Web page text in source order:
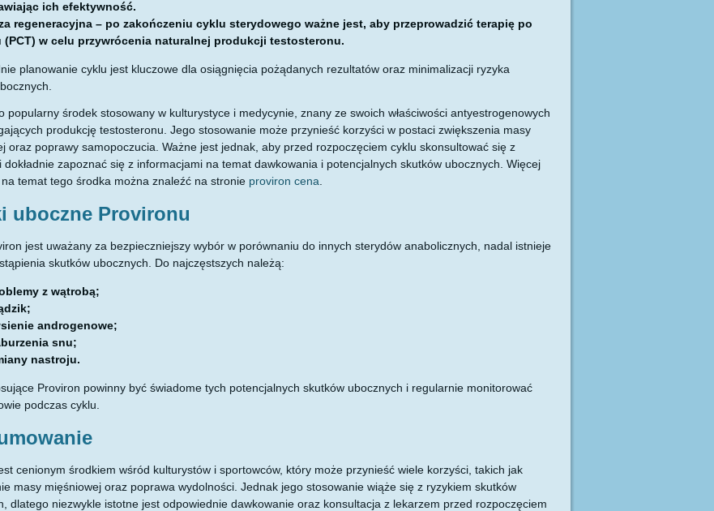
ich efektywność.
regeneracyjna – po zakończeniu cyklu sterydowego ważne jest, aby przeprowadzić terapię po
(PCT) w celu przywrócenia naturalnej produkcji testosteronu.
planowanie cyklu jest kluczowe dla osiągnięcia pożądanych rezultatów oraz minimalizacji ryzyka
popularny środek stosowany w kulturystyce i medycynie, znany ze swoich właściwości antyestrogenowych
produkcję testosteronu. Jego stosowanie może przynieść korzyści w postaci zwiększenia masy
oraz poprawy samopoczucia. Ważne jest jednak, aby przed rozpoczęciem cyklu skonsultować się z
dokładnie zapoznać się z informacjami na temat dawkowania i potencjalnych skutków ubocznych. Więcej
temat tego środka można znaleźć na stronie proviron cena
uboczne Provironu
jest uważany za bezpieczniejszy wybór w porównaniu do innych sterydów anabolicznych, nadal istnieje
skutków ubocznych. Do najczęstszych należą:
z wątrobą;
androgenowe;
snu;
nastroju.
Proviron powinny być świadome tych potencjalnych skutków ubocznych i regularnie monitorować
podczas cyklu.
cenionym środkiem wśród kulturystów i sportowców, który może przynieść wiele korzyści, takich jak
masy mięśniowej oraz poprawa wydolności. Jednak jego stosowanie wiąże się z ryzykiem skutków
dlatego niezwykle istotne jest odpowiednie dawkowanie oraz konsultacja z lekarzem przed rozpoczęciem